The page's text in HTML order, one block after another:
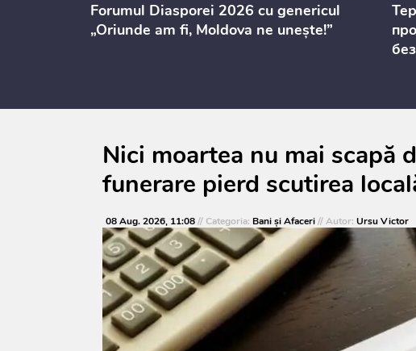
Forumul Diasporei 2026 cu genericul
„Oriunde am fi, Moldova ne unește!”
Nici moartea nu mai scapă
funerare pierd scutirea
08 Aug. 2026, 11:08// Categoria: Bani și Afaceri// Autor: Ursu Victor